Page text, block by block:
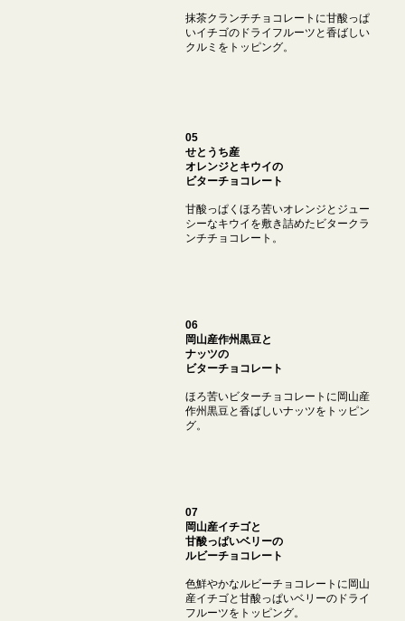
抹茶クランチチョコレートに甘酸っぱ
いイチゴのドライフルーツと香ばしい
クルミをトッピング。
05
せとうち産
オレンジとキウイの
ビターチョコレート
甘酸っぱくほろ苦いオレンジとジュー
シーなキウイを敷き詰めたビタークラ
ンチチョコレート。
06
岡山産作州黒豆と
ナッツの
ビターチョコレート
ほろ苦いビターチョコレートに岡山産
作州黒豆と香ばしいナッツをトッピン
グ。
07
岡山産イチゴと
甘酸っぱいベリーの
ルビーチョコレート
色鮮やかなルビーチョコレートに岡山
産イチゴと甘酸っぱいベリーのドライ
フルーツをトッピング。